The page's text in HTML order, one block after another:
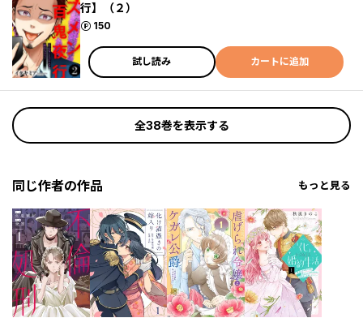
行】（２）
150
ポイント
試し読み カートに追加
全38巻を表示する
同じ作者の作品 もっと見る